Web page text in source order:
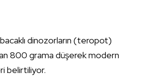
dinozorların (teropot)
800 grama düşerek modern
belirtiliyor.